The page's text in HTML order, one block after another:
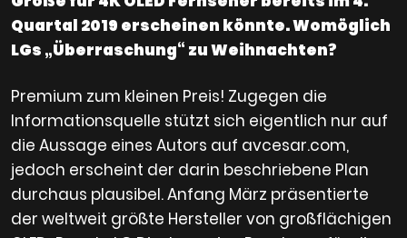
Quartal 2019 erscheinen könnte. Womöglich
LGs „Überraschung“ zu Weihnachten?
Premium zum kleinen Preis! Zugegen die
Informationsquelle stützt sich eigentlich nur auf
die Aussage eines Autors auf avcesar.com,
jedoch erscheint der darin beschriebene Plan
durchaus plausibel. Anfang März präsentierte
der weltweit größte Hersteller von großflächigen